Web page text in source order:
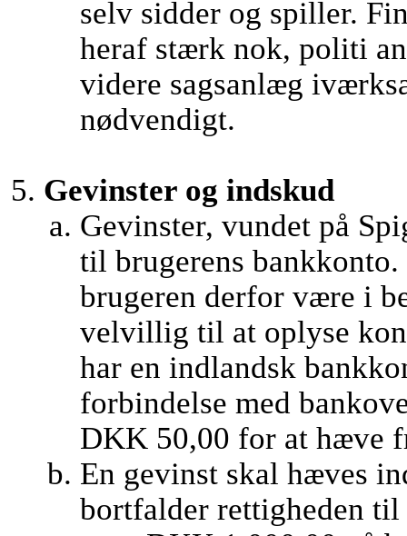
selv sidder og spiller.
heraf stærk nok, politi
videre sagsanlæg
nødvendigt.
Gevinster og indskud
Gevinster, vundet på
til brugerens
brugeren derfor være i
velvillig til at oplyse
har en indlandsk
forbindelse med
DKK 50,00 for at hæve
En gevinst skal hæves
bortfalder rettigheden til